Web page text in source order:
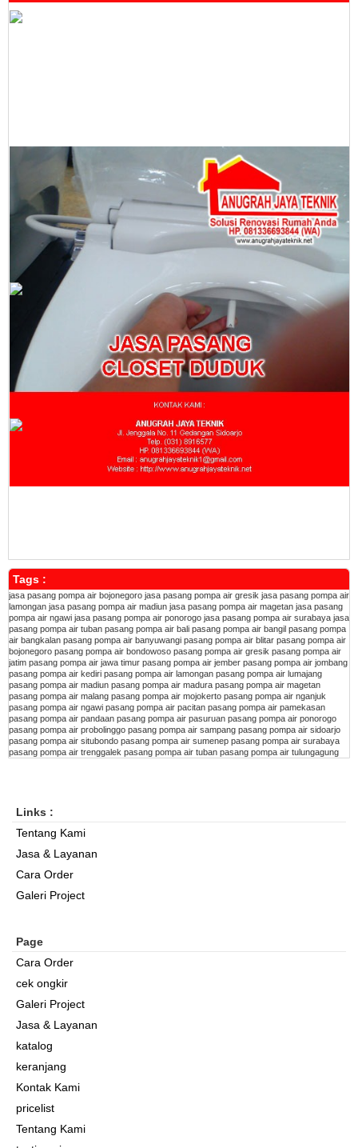
Tags :
jasa pasang pompa air bojonegoro jasa pasang pompa air gresik jasa pasang pompa air
lamongan jasa pasang pompa air madiun jasa pasang pompa air magetan jasa pasang
pompa air ngawi jasa pasang pompa air ponorogo jasa pasang pompa air surabaya jasa
pasang pompa air tuban pasang pompa air bali pasang pompa air bangil pasang pompa
air bangkalan pasang pompa air banyuwangi pasang pompa air blitar pasang pompa air
bojonegoro pasang pompa air bondowoso pasang pompa air gresik pasang pompa air
jatim pasang pompa air jawa timur pasang pompa air jember pasang pompa air jombang
pasang pompa air kediri pasang pompa air lamongan pasang pompa air lumajang
pasang pompa air madiun pasang pompa air madura pasang pompa air magetan
pasang pompa air malang pasang pompa air mojokerto pasang pompa air nganjuk
pasang pompa air ngawi pasang pompa air pacitan pasang pompa air pamekasan
pasang pompa air pandaan pasang pompa air pasuruan pasang pompa air ponorogo
pasang pompa air probolinggo pasang pompa air sampang pasang pompa air sidoarjo
pasang pompa air situbondo pasang pompa air sumenep pasang pompa air surabaya
pasang pompa air trenggalek pasang pompa air tuban pasang pompa air tulungagung
Links :
Tentang Kami
Jasa & Layanan
Cara Order
Galeri Project
Page
Cara Order
cek ongkir
Galeri Project
Jasa & Layanan
katalog
keranjang
Kontak Kami
pricelist
Tentang Kami